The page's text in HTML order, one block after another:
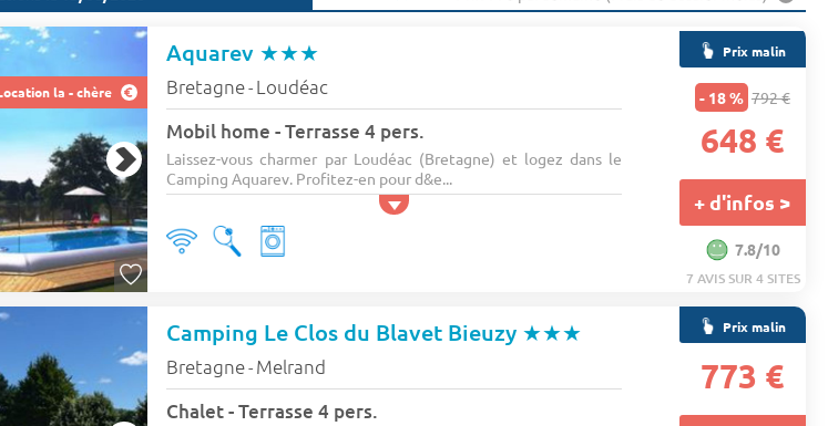
la - chère
Aquarev ★★★
Bretagne- Loudéac
Mobil home - Terrasse 4 pers.
Laissez-vous charmer par Loudéac (Bretagne) et logez dans le
Camping Aquarev. Profitez-en pour d&e...
Prix malin
- 18 % 792 €
648 €
+ d'infos >
7.8/10
7 AVIS SUR 4 SITES
Camping Le Clos du Blavet Bieuzy ★★★
Bretagne- Melrand
Chalet - Terrasse 4 pers.
Prix malin
773 €